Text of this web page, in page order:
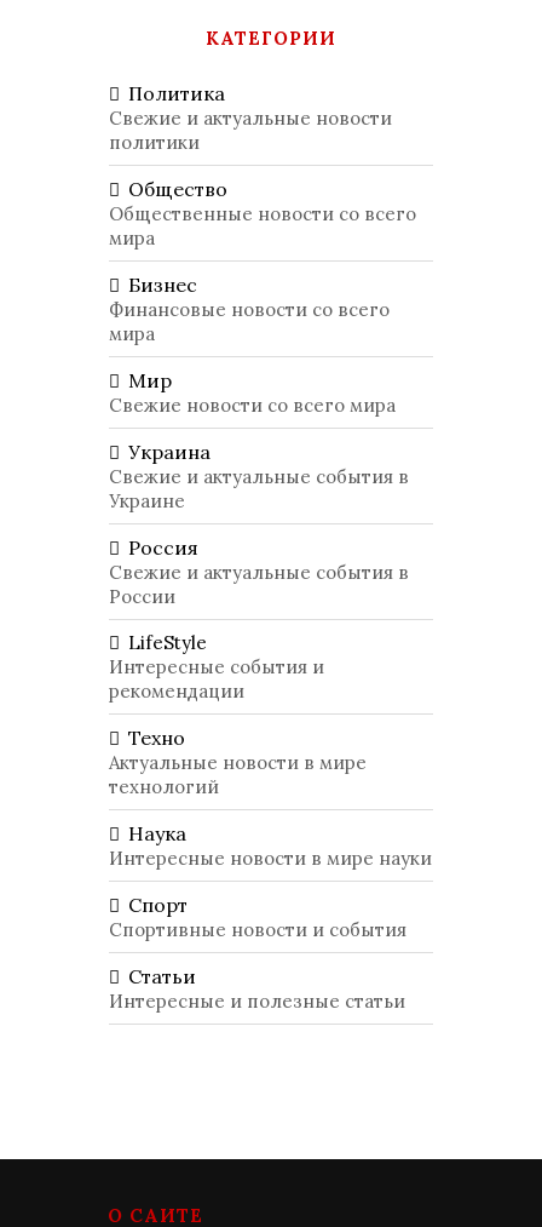
КАТЕГОРИИ
Политика
Свежие и актуальные новости
политики
Общество
Общественные новости со всего
мира
Бизнес
Финансовые новости со всего
мира
Мир
Свежие новости со всего мира
Украина
Свежие и актуальные события в
Украине
Россия
Свежие и актуальные события в
России
LifeStyle
Интересные события и
рекомендации
Техно
Актуальные новости в мире
технологий
Наука
Интересные новости в мире науки
Спорт
Спортивные новости и события
Статьи
Интересные и полезные статьи
О САЙТЕ